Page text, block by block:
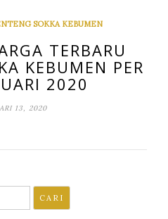
SOKKA KEBUMEN
TERBARU
KEBUMEN PER
2020
13, 2020